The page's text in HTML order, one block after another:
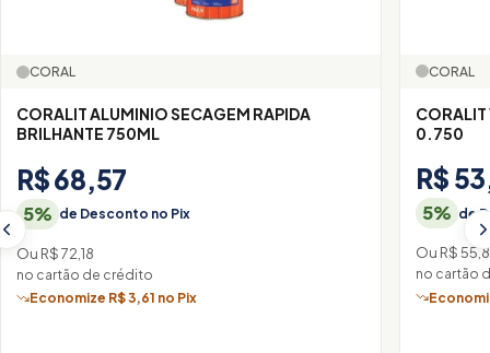
CORAL
CORALIT ALUMINIO SECAGEM RAPIDA
BRILHANTE 750ML
R$ 68,57
5% de Desconto no Pix
Ou R$ 72,18
no cartão de crédito
Economize R$ 3,61 no Pix
CORAL
CORALIT
0.750
R$
5% de
Ou R$
no cartão